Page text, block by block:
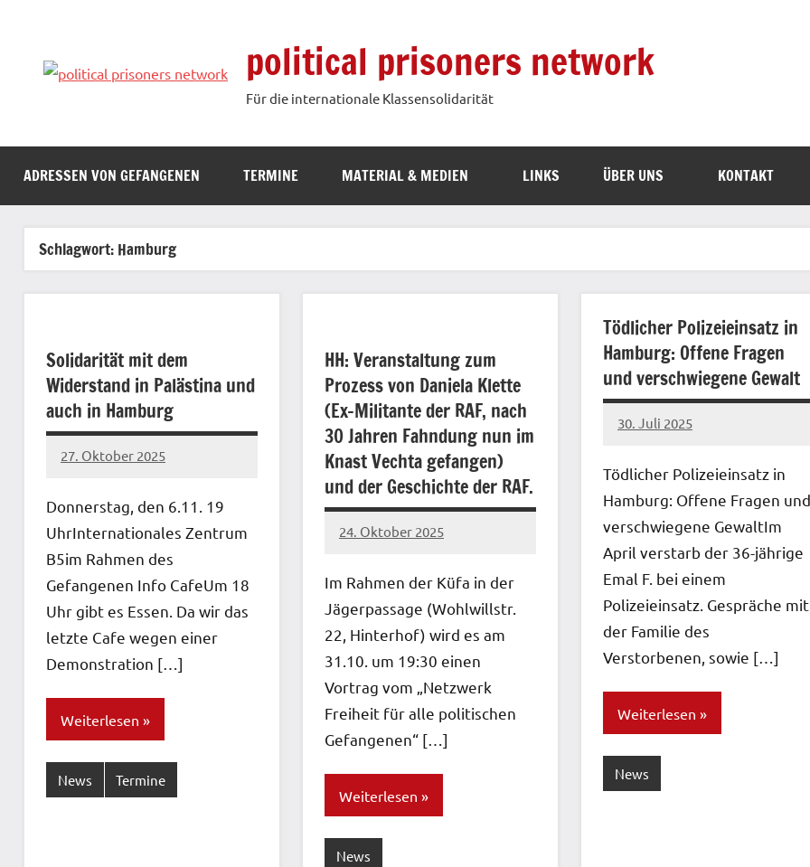
springen
political prisoners network
Für die internationale Klassensolidarität
ADRESSEN VON GEFANGENEN TERMINE MATERIAL & MEDIEN LINKS ÜBER UNS KONTAKT
Schlagwort: Hamburg
Solidarität mit dem
Widerstand in Palästina und
auch in Hamburg
27. Oktober 2025
network
Donnerstag, den 6.11. 19
UhrInternationales Zentrum
B5im Rahmen des
Gefangenen Info CafeUm 18
Uhr gibt es Essen. Da wir das
letzte Cafe wegen einer
Demonstration […]
Weiterlesen
News Termine
HH: Veranstaltung zum
Prozess von Daniela Klette
(Ex-Militante der RAF, nach
30 Jahren Fahndung nun im
Knast Vechta gefangen)
und der Geschichte der RAF.
24. Oktober 2025
network
Im Rahmen der Küfa in der
Jägerpassage (Wohlwillstr.
22, Hinterhof) wird es am
31.10. um 19:30 einen
Vortrag vom „Netzwerk
Freiheit für alle politischen
Gefangenen“ […]
Weiterlesen
News
Tödlicher Polizeieinsatz in
Hamburg: Offene Fragen
und verschwiegene Gewalt
30. Juli 2025
network
Tödlicher Polizeieinsatz in
Hamburg: Offene Fragen und
verschwiegene GewaltIm
April verstarb der 36-jährige
Emal F. bei einem
Polizeieinsatz. Gespräche mit
der Familie des
Verstorbenen, sowie […]
Weiterlesen
News